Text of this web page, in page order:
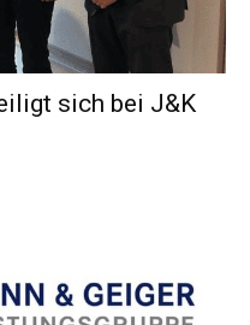
sich bei J&K